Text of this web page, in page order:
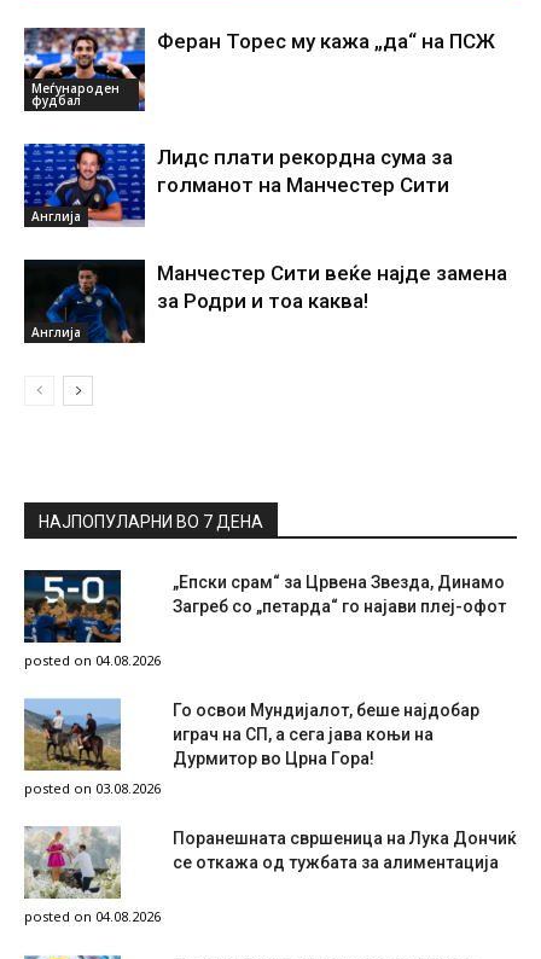
Меѓународен
фудбал
Феран Торес му кажа „да“ на ПСЖ
Англија
Лидс плати рекордна сума за
голманот на Манчестер Сити
Англија
Манчестер Сити веќе најде замена
за Родри и тоа каква!
НАЈПОПУЛАРНИ ВО 7 ДЕНА
„Епски срам“ за Црвена Звезда, Динамо
Загреб со „петарда“ го најави плеј-офот
posted on 04.08.2026
Го освои Мундијалот, беше најдобар
играч на СП, а сега јава коњи на
Дурмитор во Црна Гора!
posted on 03.08.2026
Поранешната свршеница на Лука Дончиќ
се откажа од тужбата за алиментација
posted on 04.08.2026